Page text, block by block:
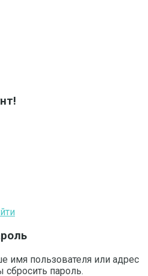
имя пользователя или адрес
сбросить пароль.